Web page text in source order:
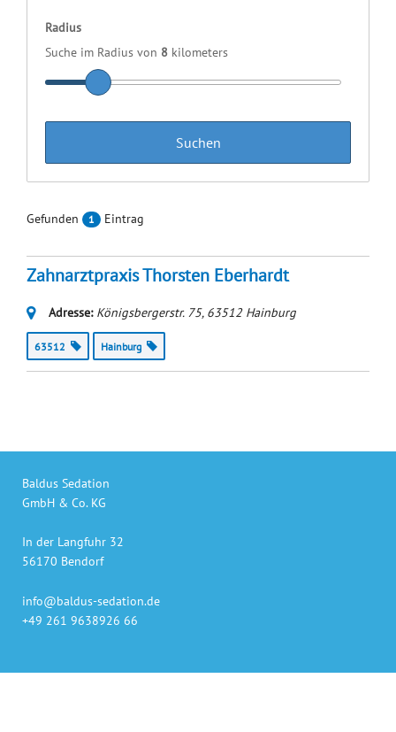
Radius
Suche im Radius von 8 kilometers
Gefunden 1 Eintrag
Zahnarztpraxis Thorsten Eberhardt
Adresse: Königsbergerstr. 75, 63512Hainburg
63512 Hainburg
Baldus Sedation
GmbH & Co. KG
In der Langfuhr 32
56170 Bendorf
info@baldus-sedation.de
+49 261 9638926 66